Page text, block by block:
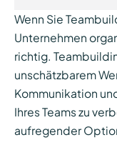
Wenn Sie
Unternehmen
richtig.
unschätzbarem
Kommunikation
Ihres Teams zu
aufregender